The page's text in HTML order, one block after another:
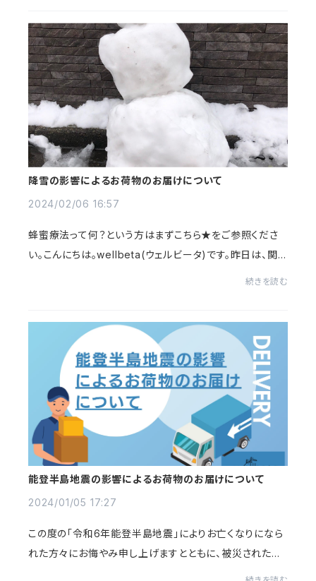
降雪の影響によるお荷物のお届けについて
2024/02/06 16:57
蜂蜜療法って何？という方はまずこちら★をご参照くださ
い。こんにちは。wellbeta(ウェルビータ)です。昨日は、関
続きを読む
能登半島地震の影響によるお荷物のお届けについて
2024/01/05 17:27
この度の「令和6年能登半島地震」によりお亡くなりになら
れた方々にお悔やみ申し上げますとともに、被災された皆